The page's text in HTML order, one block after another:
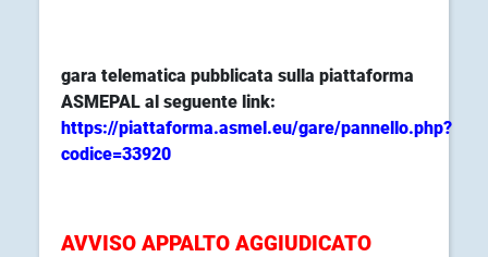
gara telematica pubblicata sulla piattaforma
ASMEPAL al seguente link:
https://piattaforma.asmel.eu/gare/pannello.php?
codice=33920
AVVISO APPALTO AGGIUDICATO